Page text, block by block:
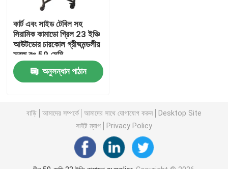
আমাদের সম্পর্কে
কার্ট এবং সাইড টেবিল সহ
সিরামিক কামাডো গ্রিল 23 ইঞ্চি
আউটডোর চারকোল গ্রীষ্মমন্ডলীয়
সবুজ রঙ 59 সেমি
অনুসন্ধান পাঠান
বাড়ি আমাদের সম্পর্কে আমাদের সাথে যোগাযোগ করুন
Desktop Site
সাইট ম্যাপ
Privacy Policy